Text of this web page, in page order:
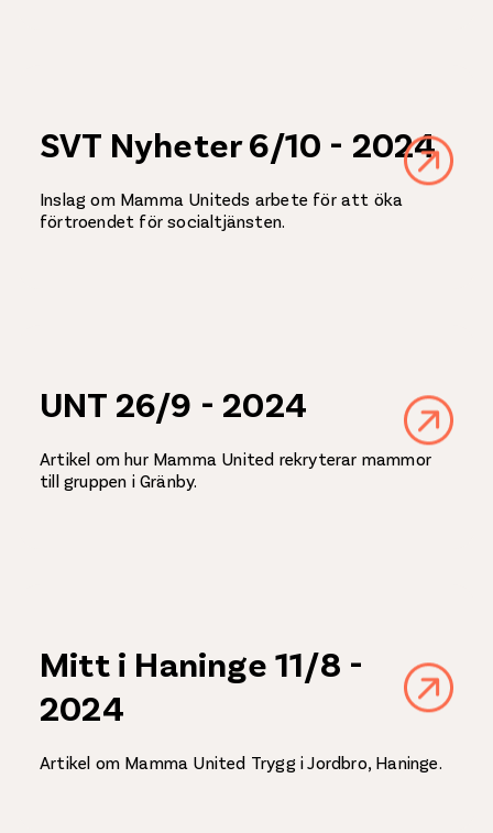
SVT Nyheter 6/10 - 2024
Inslag om Mamma Uniteds arbete för att öka
förtroendet för socialtjänsten.
UNT 26/9 - 2024
Artikel om hur Mamma United rekryterar mammor
till gruppen i Gränby.
Mitt i Haninge 11/8 -
2024
Artikel om Mamma United Trygg i Jordbro, Haninge.